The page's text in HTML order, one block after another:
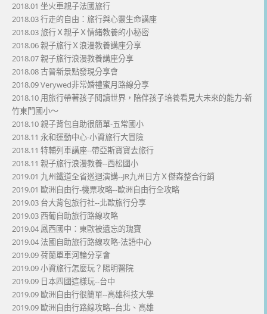
2018.01 坐火車親子法國旅行
2018.03 行走的自由：旅行與心靈生命講座
2018.03 旅行Ｘ親子Ｘ情緒教養的小秘密
2018.06 親子旅行Ｘ浪漫教養講座分享
2018.07 親子旅行浪漫教養講座分享
2018.08 古晉新景點發現分享會
2018.09 Verywed非常婚禮蜜月路線分享
2018.10 用旅行帶著孩子閱讀世界，陪伴孩子培養看見大未來的能力-新
竹東門國小～
2018.10 親子背包自助很簡單-五常國小
2018.11 永和運動中心-小資旅行大冒險
2018.11 特輔列車講座--帶亞斯寶寶去旅行
2018.11 親子旅行浪漫教養--西松國小
2019.01 九州鐵道全省巡迴演講--JR九州日方Ｘ傑森整合行銷
2019.01 歐洲自由行-機票攻略--歐洲自由行全攻略
2019.03 台大背包旅行社--北歐旅行分享
2019.03 西葡自助旅行路線攻略
2019.04 鳳西國中：東歐被遺忘的瑰寶
2019.04 法國自助旅行路線攻略-法語中心
2019.09 荷蘭單車河輪分享會
2019.09 小資旅行怎麼玩？陽明醫院
2019.09 日本四國這樣玩--台中
2019.09 歐洲自由行很簡單--高雄科技大學
2019.09 歐洲自由行路線攻略--台北、高雄